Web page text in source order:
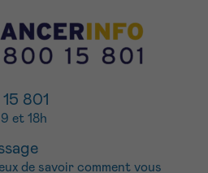
801
et 18h
de savoir comment vous